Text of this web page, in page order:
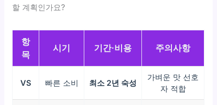
할 계획인가요?
항
목
시기 기간·비용 주의사항
VS 빠른 소비 최소 2년 숙성
가벼운 맛 선호
자 적합